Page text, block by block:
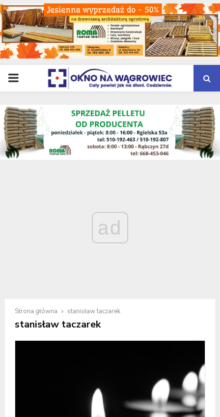
PRIMARY
MENU
ad
Strona główna stanisław taczarek
stanisław taczarek